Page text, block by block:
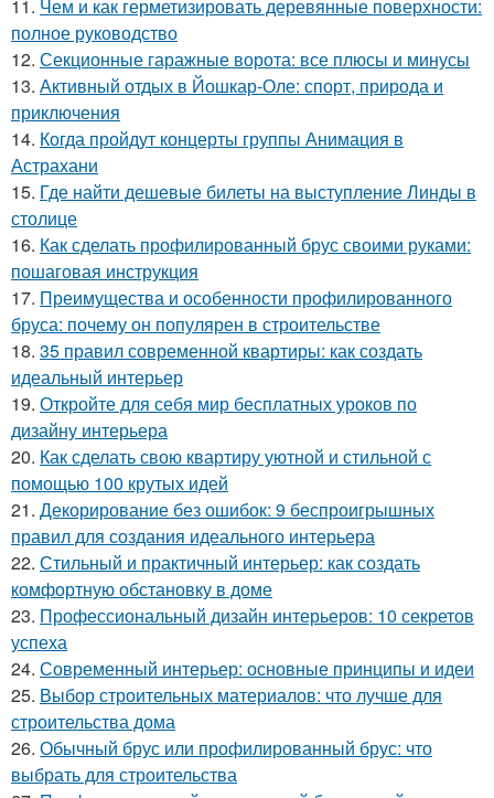
11. Чем и как герметизировать деревянные поверхности:
полное руководство
12. Секционные гаражные ворота: все плюсы и минусы
13. Активный отдых в Йошкар-Оле: спорт, природа и
приключения
14. Когда пройдут концерты группы Анимация в
Астрахани
15. Где найти дешевые билеты на выступление Линды в
столице
16. Как сделать профилированный брус своими руками:
пошаговая инструкция
17. Преимущества и особенности профилированного
бруса: почему он популярен в строительстве
18. 35 правил современной квартиры: как создать
идеальный интерьер
19. Откройте для себя мир бесплатных уроков по
дизайну интерьера
20. Как сделать свою квартиру уютной и стильной с
помощью 100 крутых идей
21. Декорирование без ошибок: 9 беспроигрышных
правил для создания идеального интерьера
22. Стильный и практичный интерьер: как создать
комфортную обстановку в доме
23. Профессиональный дизайн интерьеров: 10 секретов
успеха
24. Современный интерьер: основные принципы и идеи
25. Выбор строительных материалов: что лучше для
строительства дома
26. Обычный брус или профилированный брус: что
выбрать для строительства